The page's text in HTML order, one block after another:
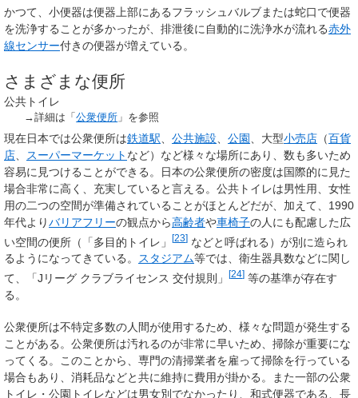
かつて、小便器は便器上部にあるフラッシュバルブまたは蛇口で便器
を洗浄することが多かったが、排泄後に自動的に洗浄水が流れる赤外
線センサー付きの便器が増えている。
さまざまな便所
公共トイレ
→詳細は「公衆便所 」を参照
現在日本では公衆便所は鉄道駅 公共施設 公園 、大型小売店 （百貨
店
スーパーマーケット など）など様々な場所にあり、数も多いため
容易に見つけることができる。日本の公衆便所の密度は国際的に見た
場合非常に高く、充実していると言える。公共トイレは男性用、女性
用の二つの空間が準備されていることがほとんどだが、加えて、1990
年代よりバリアフリーの観点から高齢者や車椅子の人にも配慮した広
い空間の便所（「多目的トイレ」
[23] などと呼ばれる）が別に造られ
るようになってきている。 スタジアム等では、衛生器具数などに関し
て、「Jリーグ クラブライセンス 交付規則」
[24] 等の基準が存在す
る。
公衆便所は不特定多数の人間が使用するため、様々な問題が発生する
ことがある。公衆便所は汚れるのが非常に早いため、掃除が重要にな
ってくる。このことから、専門の清掃業者を雇って掃除を行っている
場合もあり、消耗品などと共に維持に費用が掛かる。また一部の公衆
トイレ・公園トイレなどは男女別でなかったり、和式便器である、長